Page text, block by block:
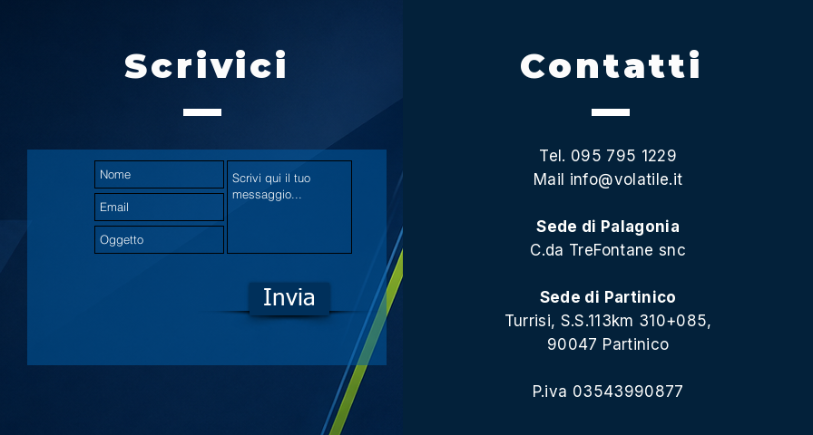
Scrivici
Invia
Contatti
Tel. 095 795 1229
Mail info@volatile.it
Sede di Palagonia
C.da TreFontane snc
Sede di Partinico
Turrisi, S.S.113km 310+085,
90047 Partinico
P.iva 03543990877